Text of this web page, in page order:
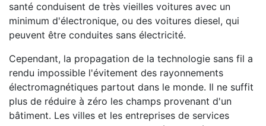
santé conduisent de très vieilles voitures avec un
minimum d'électronique, ou des voitures diesel, qui
peuvent être conduites sans électricité.
Cependant, la propagation de la technologie sans fil a
rendu impossible l'évitement des rayonnements
électromagnétiques partout dans le monde. Il ne suffit
plus de réduire à zéro les champs provenant d'un
bâtiment. Les villes et les entreprises de services